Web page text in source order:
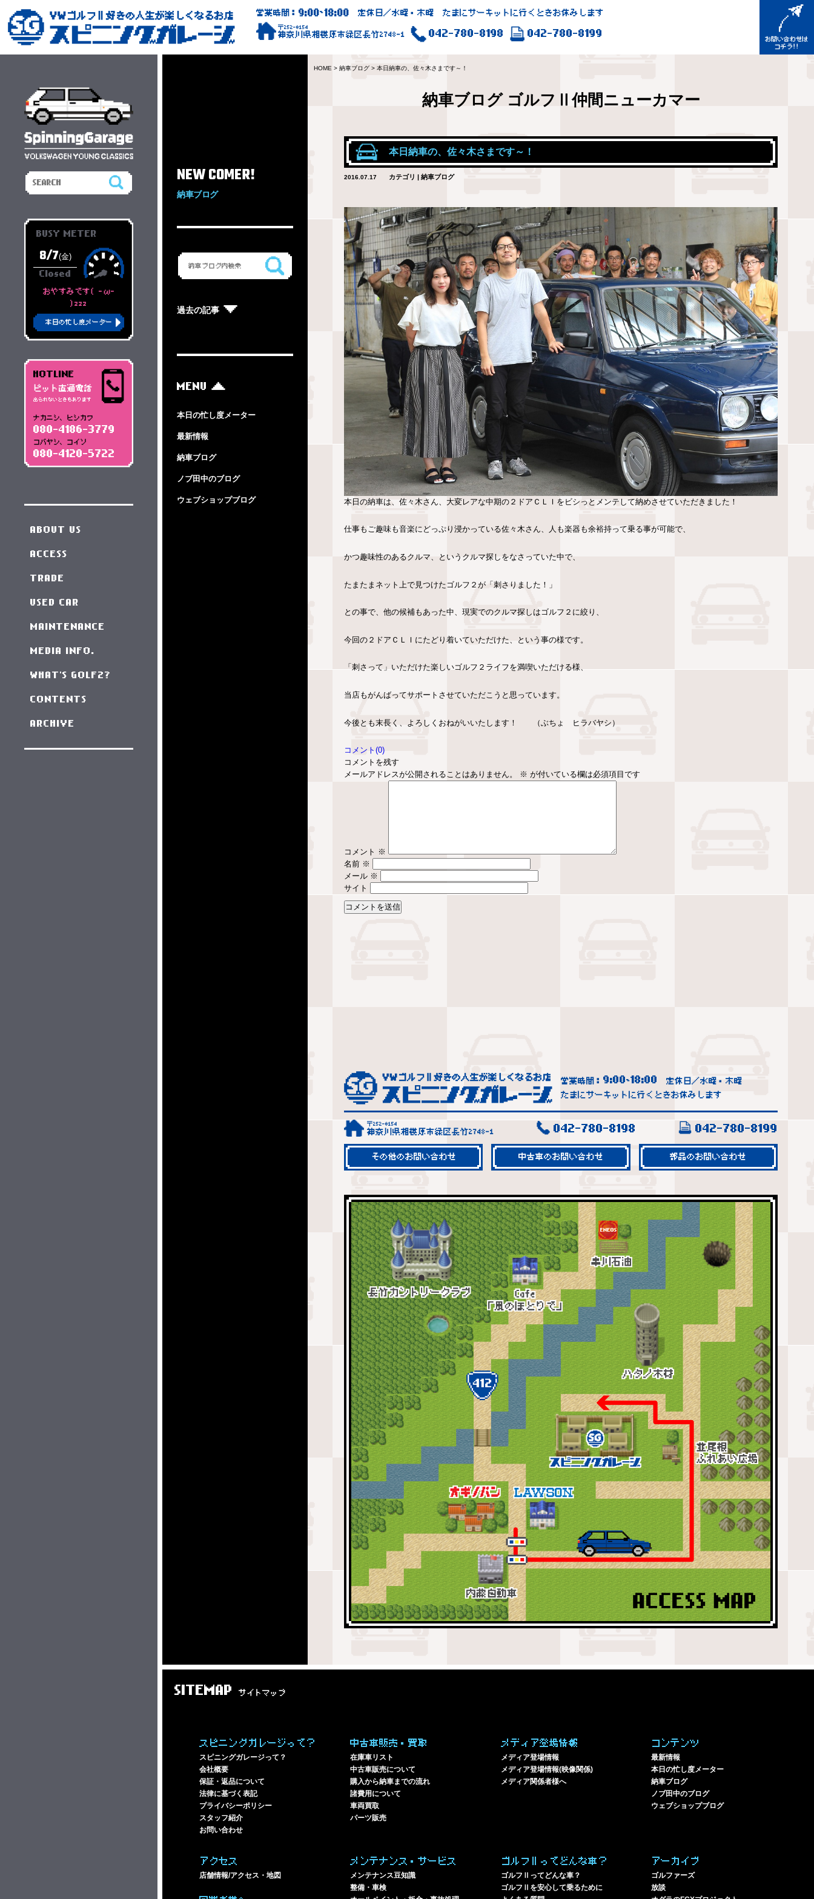
営業時間：9:00~18:00 定休日／水曜・木曜 たまにサーキットに行くときお休みします
〒252-0154
神奈川県相模原市緑区長竹2748-1 042-780-8198 042-780-8199
NEW COMER!
納車ブログ
過去の記事
MENU
本日の忙し度メーター
最新情報
納車ブログ
ノブ田中のブログ
ウェブショップブログ
HOME > 納車ブログ > 本日納車の、佐々木さまです～！
納車ブログ ゴルフⅡ仲間ニューカマー
本日納車の、佐々木さまです～！
2016.07.17 カテゴリ | 納車ブログ
本日の納車は、佐々木さん、大変レアな中期の２ドアＣＬＩをビシっとメンテして納めさせていただきました！
仕事もご趣味も音楽にどっぷり浸かっている佐々木さん、人も楽器も余裕持って乗る事が可能で、
かつ趣味性のあるクルマ、というクルマ探しをなさっていた中で、
たまたまネット上で見つけたゴルフ２が「刺さりました！」
との事で、他の候補もあった中、現実でのクルマ探しはゴルフ２に絞り、
今回の２ドアＣＬＩにたどり着いていただけた、という事の様です。
「刺さって」いただけた楽しいゴルフ２ライフを満喫いただける様、
当店もがんばってサポートさせていただこうと思っています。
今後とも末長く、よろしくおねがいいたします！ （ぶちょ ヒラバヤシ）
コメント(0)
コメントを残す
メールアドレスが公開されることはありません。
※ が付いている欄は必須項目です
コメント ※
名前 ※
メール ※
サイト
営業時間： 9:00~18:00
定休日／水曜・木曜
たまにサーキットに行くときお休みします
〒252-0154
神奈川県相模原市緑区長竹2748-1 042-780-8198 042-780-8199
その他のお問い合わせ 中古車のお問い合わせ 部品のお問い合わせ
SITEMAP サイトマップ
スピニングガレージって？
スピニングガレージって？
会社概要
保証・返品について
法律に基づく表記
プライバシーポリシー
スタッフ紹介
お問い合わせ
中古車販売・買取
在庫車リスト
中古車販売について
購入から納車までの流れ
諸費用について
車両買取
パーツ販売
メディア登場情報
メディア登場情報
メディア登場情報(映像関係)
メディア関係者様へ
コンテンツ
最新情報
本日の忙し度メーター
納車ブログ
ノブ田中のブログ
ウェブショップブログ
アクセス
店舗情報/アクセス・地図
メンテナンス・サービス
メンテナンス豆知識
整備・車検
ゴルフⅡってどんな車？
ゴルフⅡってどんな車？
ゴルフⅡを安心して乗るために
アーカイブ
ゴルファーズ
放談
BUSY METER
8/7(金)
Closed
おやすみです( -ω-
)zzz
本日の忙し度メーター
HOTLINE
ピット直通電話
出られないときもあります
ナカニシ、ヒシカワ
080-4186-3779
コバヤシ、コイソ
080-4120-5722
ABOUT US
ACCESS
TRADE
USED CAR
MAINTENANCE
MEDIA INFO.
WHAT'S GOLF2?
CONTENTS
ARCHIVE